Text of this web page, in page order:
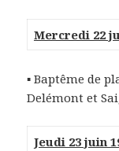
Mercredi 22
▪ Baptême de
Delémont et
Jeudi 23 juin